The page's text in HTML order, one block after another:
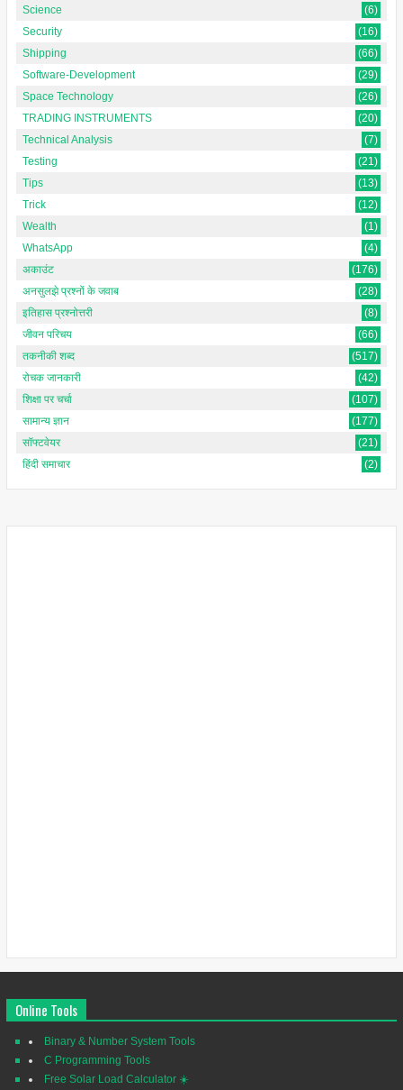
Science
(6)
Security
(16)
Shipping
(66)
Software-Development
(29)
Space Technology
(26)
TRADING INSTRUMENTS
(20)
Technical Analysis
(7)
Testing
(21)
Tips
(13)
Trick
(12)
Wealth
(1)
WhatsApp
(4)
अकाउंट
(176)
अनसुलझे प्रश्नों के जवाब
(28)
इतिहास प्रश्नोत्तरी
(8)
जीवन परिचय
(66)
तकनीकी शब्द
(517)
रोचक जानकारी
(42)
शिक्षा पर चर्चा
(107)
सामान्य ज्ञान
(177)
सॉफ्टवेयर
(21)
हिंदी समाचार
(2)
Online Tools
Binary & Number System Tools
C Programming Tools
Free Solar Load Calculator ☀️